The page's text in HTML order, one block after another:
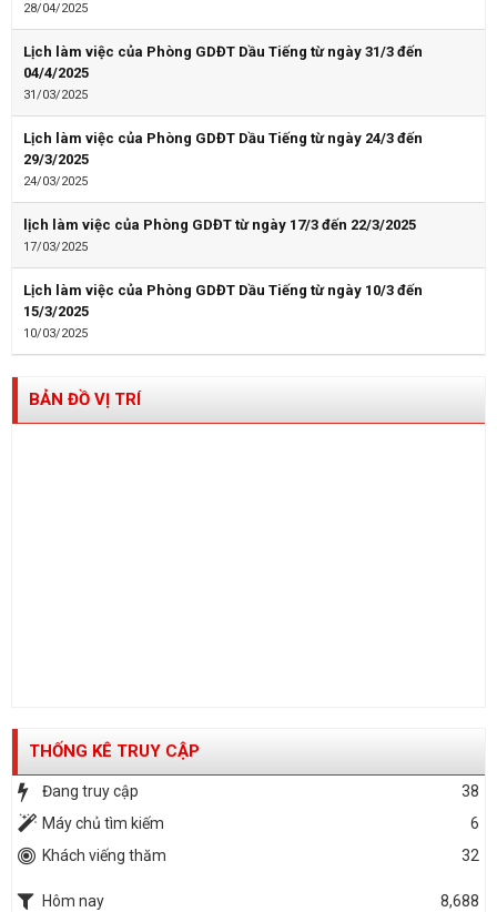
28/04/2025
Lịch làm việc của Phòng GDĐT Dầu Tiếng từ ngày 31/3 đến
04/4/2025
31/03/2025
Lịch làm việc của Phòng GDĐT Dầu Tiếng từ ngày 24/3 đến
29/3/2025
24/03/2025
lịch làm việc của Phòng GDĐT từ ngày 17/3 đến 22/3/2025
17/03/2025
Lịch làm việc của Phòng GDĐT Dầu Tiếng từ ngày 10/3 đến
15/3/2025
10/03/2025
BẢN ĐỒ VỊ TRÍ
THỐNG KÊ TRUY CẬP
Đang truy cập
38
Máy chủ tìm kiếm
6
Khách viếng thăm
32
Hôm nay
8,688